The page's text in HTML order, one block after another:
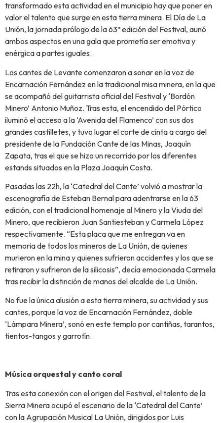
transformado esta actividad en el municipio hay que poner en
valor el talento que surge en esta tierra minera. El Día de La
Unión, la jornada prólogo de la 63ª edición del Festival, aunó
ambos aspectos en una gala que prometía ser emotiva y
enérgica a partes iguales.
Los cantes de Levante comenzaron a sonar en la voz de
Encarnación Fernández en la tradicional misa minera, en la que
se acompañó del guitarrista oficial del Festival y ‘Bordón
Minero’ Antonio Muñoz. Tras esta, el encendido del Pórtico
iluminó el acceso a la ‘Avenida del Flamenco’ con sus dos
grandes castilletes, y tuvo lugar el corte de cinta a cargo del
presidente de la Fundación Cante de las Minas, Joaquín
Zapata, tras el que se hizo un recorrido por los diferentes
estands situados en la Plaza Joaquín Costa.
Pasadas las 22h, la ‘Catedral del Cante’ volvió a mostrar la
escenografía de Esteban Bernal para adentrarse en la 63
edición, con el tradicional homenaje al Minero y la Viuda del
Minero, que recibieron Juan Santiesteban y Carmela López
respectivamente. “Esta placa que me entregan va en
memoria de todos los mineros de La Unión, de quienes
murieron en la mina y quienes sufrieron accidentes y los que se
retiraron y sufrieron de la silicosis”, decía emocionada Carmela
tras recibir la distinción de manos del alcalde de La Unión.
No fue la única alusión a esta tierra minera, su actividad y sus
cantes, porque la voz de Encarnación Fernández, doble
‘Lámpara Minera’, sonó en este templo por cantiñas, tarantos,
tientos-tangos y garrotín.
Música orquestal y canto coral
Tras esta conexión con el origen del Festival, el talento de la
Sierra Minera ocupó el escenario de la ‘Catedral del Cante’
con la Agrupación Musical La Unión, dirigidos por Luis